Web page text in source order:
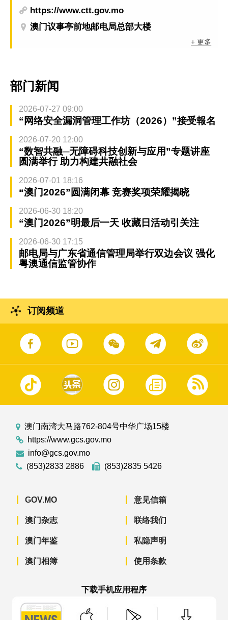
https://www.ctt.gov.mo
澳门议事亭前地邮电局总部大楼
+ 更多
部门新闻
2026-07-27 09:00
“网络安全漏洞管理工作坊（2026）”接受報名
2026-07-20 12:00
“数智共融─无障碍科技创新与应用”专题讲座
圆满举行 助力构建共融社会
2026-07-01 18:16
“澳门2026”圆满闭幕 竞赛奖项荣耀揭晓
2026-06-30 18:20
“澳门2026”明最后一天 收藏日活动引关注
2026-06-30 17:15
邮电局与广东省通信管理局举行双边会议 强化
粤澳通信监管协作
订阅频道
澳门南湾大马路762-804号中华广场15楼
https://www.gcs.gov.mo
info@gcs.gov.mo
(853)2833 2886
(853)2835 5426
GOV.MO
澳门杂志
澳门年鉴
澳门相簿
意见信箱
联络我们
私隐声明
使用条款
下载手机应用程序